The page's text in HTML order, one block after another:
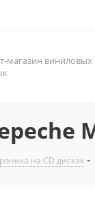
магазин виниловых
на CD дисках